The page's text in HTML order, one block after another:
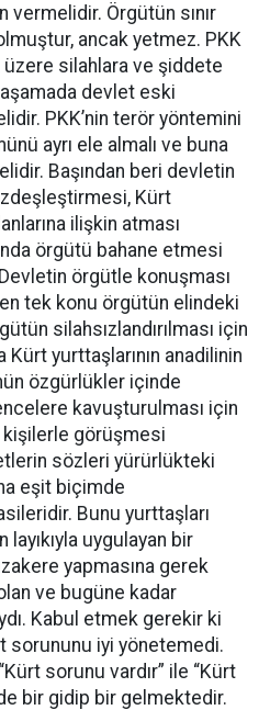
vermelidir. Örgütün sınır
ancak yetmez. PKK
silahlara ve şiddete
devlet eski
PKK’nin terör yöntemini
ayrı ele almalı ve buna
Başından beri devletin
Kürt
ilişkin atması
örgütü bahane etmesi
örgütle konuşması
tek konu örgütün elindeki
silahsızlandırılması için
Kürt yurttaşlarının anadilinin
özgürlükler içinde
kavuşturulması için
görüşmesi
sözleri yürürlükteki
eşit biçimde
Bunu yurttaşları
layıkıyla uygulayan bir
yapmasına gerek
ve bugüne kadar
Kabul etmek gerekir ki
sorununu iyi yönetemedi.
sorunu vardır” ile “Kürt
bir gidip bir gelmektedir.